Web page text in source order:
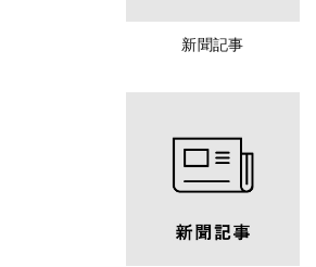
新聞記事